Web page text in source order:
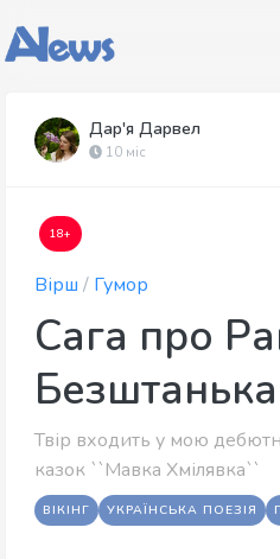
Дар'я Дарвел
10 міс
18+
Вірш / Гумор
Сага про
Безштанька
Твір входить у мою
казок ``Мавка Хмілявка``
ВІКІНГ УКРАЇНСЬКА ПОЕЗІЯ